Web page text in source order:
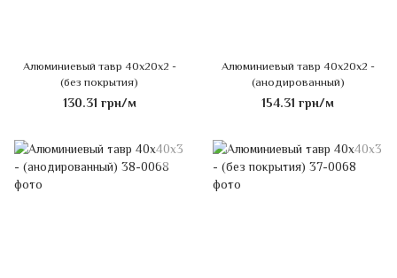
Алюминиевый тавр 40х20х2 -
(без покрытия)
130.31 грн/м
Алюминиевый тавр 40х20х2 -
(анодированный)
154.31 грн/м